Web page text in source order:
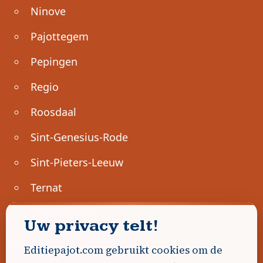
Ninove
Pajottegem
Pepingen
Regio
Roosdaal
Sint-Genesius-Rode
Sint-Pieters-Leeuw
Ternat
Geen advertenties gevonden.
Uw privacy telt!
Editiepajot.com gebruikt cookies om de